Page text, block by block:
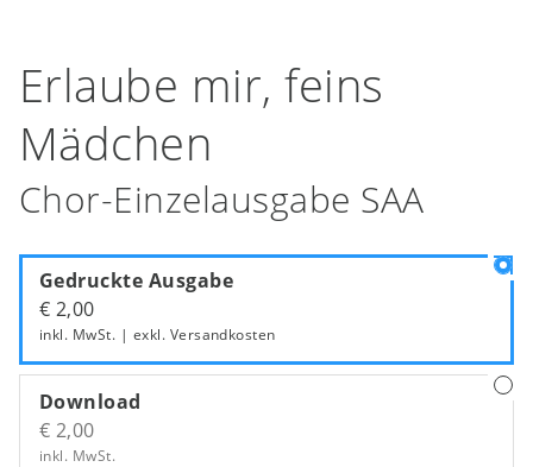
Erlaube mir, feins
Mädchen
Chor-Einzelausgabe SAA
Gedruckte Ausgabe
€ 2,00
inkl. MwSt. | exkl. Versandkosten
Download
€ 2,00
inkl. MwSt.